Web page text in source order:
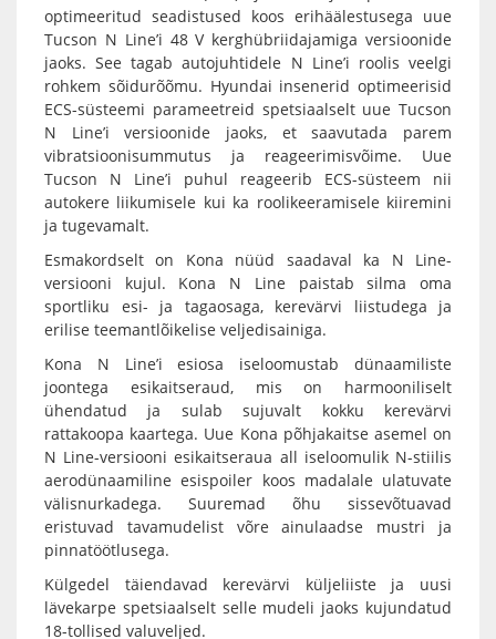
optimeeritud seadistused koos erihäälestusega uue
Tucson N Line’i 48 V kerghübriidajamiga versioonide
jaoks. See tagab autojuhtidele N Line’i roolis veelgi
rohkem sõidurõõmu. Hyundai insenerid optimeerisid
ECS-süsteemi parameetreid spetsiaalselt uue Tucson
N Line’i versioonide jaoks, et saavutada parem
vibratsioonisummutus ja reageerimisvõime. Uue
Tucson N Line’i puhul reageerib ECS-süsteem nii
autokere liikumisele kui ka roolikeeramisele kiiremini
ja tugevamalt.
Esmakordselt on Kona nüüd saadaval ka N Line-
versiooni kujul. Kona N Line paistab silma oma
sportliku esi- ja tagaosaga, kerevärvi liistudega ja
erilise teemantlõikelise veljedisainiga.
Kona N Line’i esiosa iseloomustab dünaamiliste
joontega esikaitseraud, mis on harmooniliselt
ühendatud ja sulab sujuvalt kokku kerevärvi
rattakoopa kaartega. Uue Kona põhjakaitse asemel on
N Line-versiooni esikaitseraua all iseloomulik N-stiilis
aerodünaamiline esispoiler koos madalale ulatuvate
välisnurkadega. Suuremad õhu sissevõtuavad
eristuvad tavamudelist võre ainulaadse mustri ja
pinnatöötlusega.
Külgedel täiendavad kerevärvi küljeliiste ja uusi
lävekarpe spetsiaalselt selle mudeli jaoks kujundatud
18-tollised valuveljed.